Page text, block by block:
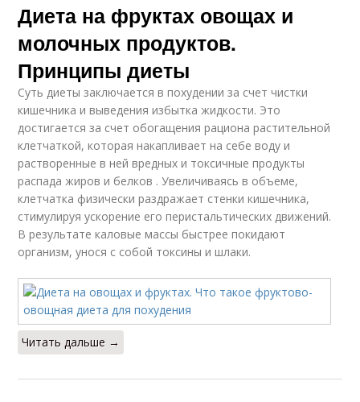
Диета на фруктах овощах и
молочных продуктов.
Принципы диеты
Суть диеты заключается в похудении за счет чистки
кишечника и выведения избытка жидкости. Это
достигается за счет обогащения рациона растительной
клетчаткой, которая накапливает на себе воду и
растворенные в ней вредных и токсичные продукты
распада жиров и белков . Увеличиваясь в объеме,
клетчатка физически раздражает стенки кишечника,
стимулируя ускорение его перистальтических движений.
В результате каловые массы быстрее покидают
организм, унося с собой токсины и шлаки.
Читать дальше →